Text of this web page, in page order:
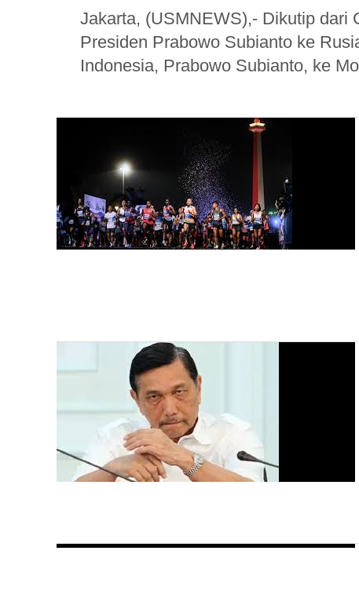
Jakarta, (USMNEWS),- Dikutip dari
Presiden Prabowo Subianto ke
Indonesia, Prabowo Subianto, ke